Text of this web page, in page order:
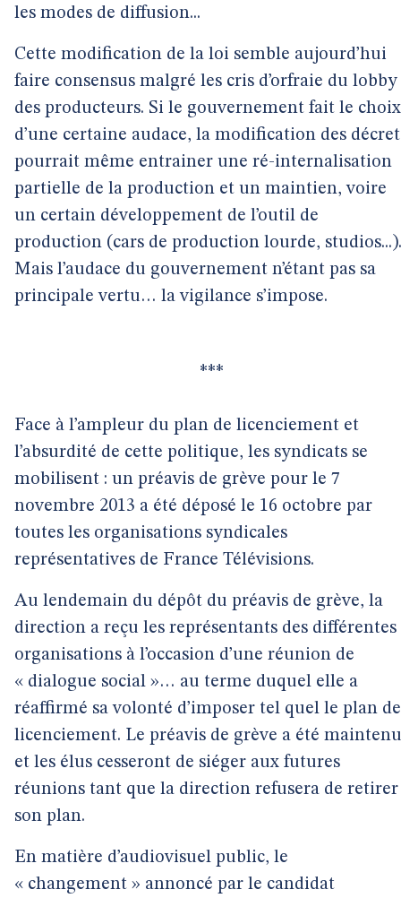
les modes de diffusion...
Cette modification de la loi semble aujourd’hui
faire consensus malgré les cris d’orfraie du lobby
des producteurs. Si le gouvernement fait le choix
d’une certaine audace, la modification des
pourrait même entrainer une ré-internalisation
partielle de la production et un maintien, voire
un certain développement de l’outil de
production (cars de production lourde, studios...).
Mais l’audace du gouvernement n’étant pas sa
principale vertu… la vigilance s’impose.
***
Face à l’ampleur du plan de licenciement et
l’absurdité de cette politique, les syndicats se
mobilisent : un préavis de grève pour le 7
novembre 2013 a été déposé le 16 octobre par
toutes les organisations syndicales
représentatives de France Télévisions.
Au lendemain du dépôt du préavis de grève, la
direction a reçu les représentants des différentes
organisations à l’occasion d’une réunion de
« dialogue social »… au terme duquel elle a
réaffirmé sa volonté d’imposer tel quel le plan de
licenciement. Le préavis de grève a été
et les élus cesseront de siéger aux futures
réunions tant que la direction refusera de retirer
son plan.
En matière d’audiovisuel public, le
« changement » annoncé par le candidat